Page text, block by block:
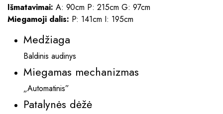
Išmatavimai: A: 90cm P: 215cm G: 97cm
Miegamoji dalis: P: 141cm I: 195cm
Medžiaga
Baldinis audinys
Miegamas mechanizmas
„Automatinis”
Patalynės dėžė